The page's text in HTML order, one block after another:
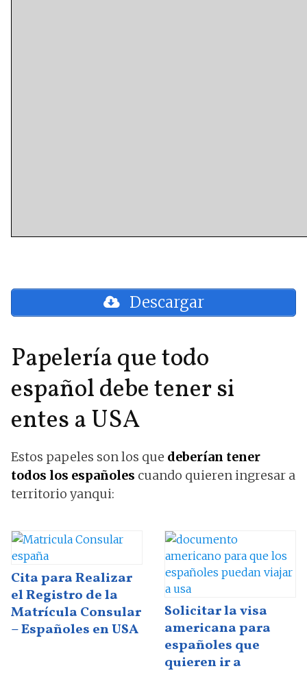
Descargar
Papelería que todo
español debe tener si
entes a USA
Estos papeles son los que deberían tener
todos los españoles cuando quieren ingresar a
territorio yanqui:
Cita para Realizar
el Registro de la
Matrícula Consular
– Españoles en USA
Solicitar la visa
americana para
españoles que
quieren ir a